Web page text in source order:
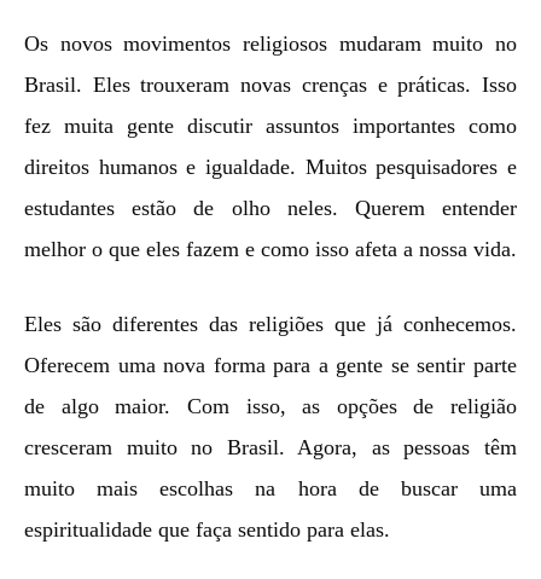
Os novos movimentos religiosos mudaram muito no
Brasil. Eles trouxeram novas crenças e práticas. Isso
fez muita gente discutir assuntos importantes como
direitos humanos e igualdade. Muitos pesquisadores e
estudantes estão de olho neles. Querem entender
melhor o que eles fazem e como isso afeta a nossa vida.
Eles são diferentes das religiões que já conhecemos.
Oferecem uma nova forma para a gente se sentir parte
de algo maior. Com isso, as opções de religião
cresceram muito no Brasil. Agora, as pessoas têm
muito mais escolhas na hora de buscar uma
espiritualidade que faça sentido para elas.